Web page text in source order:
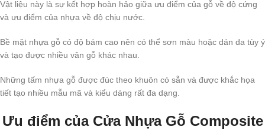
Vật liệu này là sự kết hợp hoàn hảo giữa ưu điểm của gỗ về độ cứng
và ưu điểm của nhựa về độ chịu nước.
Bề mặt nhựa gỗ có độ bám cao nên có thể sơn màu hoặc dán da tùy ý
và tạo được nhiều vân gỗ khác nhau.
Những tấm nhựa gỗ được đúc theo khuôn có sẵn và được khắc họa
tiết tạo nhiều mẫu mã và kiểu dáng rất đa dạng.
Ưu điểm của Cửa Nhựa Gỗ Composite